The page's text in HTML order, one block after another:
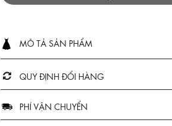
MÔ TẢ SẢN PHẨM
QUY ĐỊNH ĐỔI HÀNG
PHÍ VẬN CHUYỂN